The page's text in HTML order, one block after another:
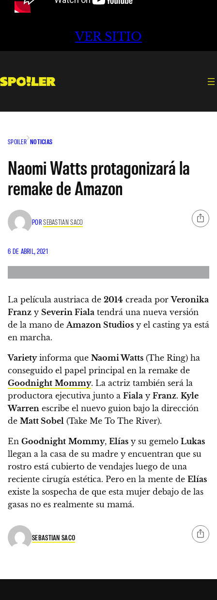
VER SITIO
SPOILER NOTICIAS
Naomi Watts protagonizará la
remake de Amazon
PORSEBASTIAN SACO
6 DE ABRIL, 2021
La película austriaca de 2014 creada porVeronika
Franz y Severin Fiala tendrá una nueva versión
de la mano de Amazon Studios y el casting ya está
en marcha.
Varietyinforma que Naomi Watts (The Ring) ha
conseguido el papel principal en la remake de
Goodnight Mommy. La actriz también será la
productora ejecutiva junto a Fiala y Franz. Kyle
Warren escribe el nuevo guion bajo la dirección
de Matt Sobel (Take Me To The River).
En Goodnight Mommy, Elías y su gemelo Lukas
llegan a la casa de su madre y encuentran que su
rostro está cubierto de vendajes luego de una
reciente cirugía estética. Pero en la mente de Elías
existe la sospecha de que esta mujer debajo de las
gasas no es realmente su mamá.
SEBASTIAN SACO